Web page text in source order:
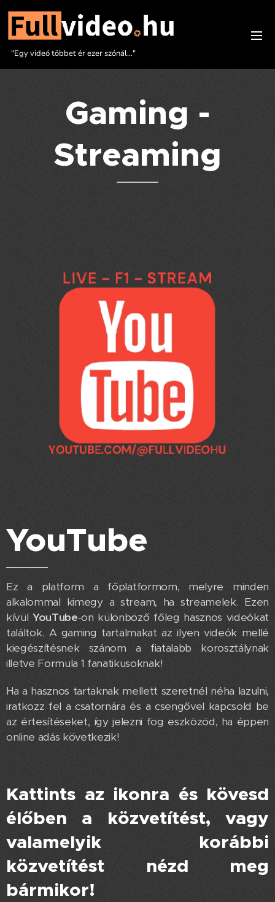
"Egy videó többet ér ezer szónál..."
Gaming -
Streaming
YouTube
Ez a platform a főplatformom, melyre minden
alkalommal kimegy a stream, ha streamelek. Ezen
kívülYouTube-on különböző főleg hasznos videókat
találtok. A gaming tartalmakat az ilyen videók mellé
kiegészítésnek szánom a fiatalabb korosztálynak
illetve Formula 1 fanatikusoknak!
Ha a hasznos tartaknak mellett szeretnél néha lazulni,
iratkozz fel a csatornára és a csengővel kapcsold be
az értesítéseket, így jelezni fog eszközöd, ha éppen
online adás következik!
Kattints az ikonra és kövesd
élőben a közvetítést, vagy
valamelyik korábbi
közvetítést nézd meg
bármikor!